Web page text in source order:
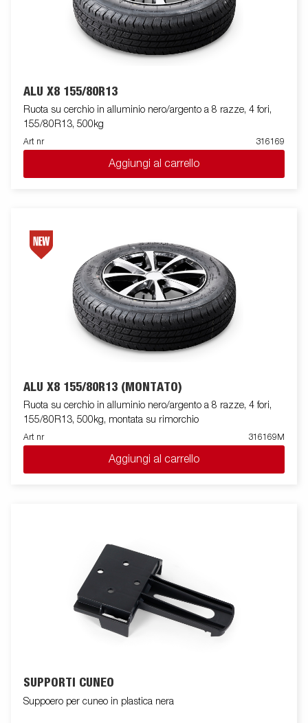
ALU X8 155/80R13
Ruota su cerchio in alluminio nero/argento a 8 razze, 4 fori,
155/80R13, 500kg
Art nr 316169
Aggiungi al carrello
ALU X8 155/80R13 (MONTATO)
Ruota su cerchio in alluminio nero/argento a 8 razze, 4 fori,
155/80R13, 500kg, montata su rimorchio
Art nr 316169M
Aggiungi al carrello
SUPPORTI CUNEO
Suppoero per cuneo in plastica nera